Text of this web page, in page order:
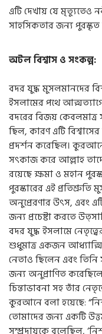
এটি দেখায় যে মৃত্যুতেও
সাহসিকতার জন্য পুরস্কৃত
অটল বিশ্বাস ও সংকল্প:
বদর যুদ্ধ মুসলমানদের
ইসলামের পথে
বদরের বিজয়
ছিল, কারণ এটি
প্রদর্শন করেছিল।
সৎকাজ করে আল্লাহ
রয়েছে ক্ষমা ও মহান
পুরস্কারের এই
অনুপ্রেরণার উৎস, এবং
জন্য প্রচেষ্টা করতে
বদর যুদ্ধ ইসলামে
শুধুমাত্র একজন
নেতাও ছিলেন এবং
জন্য অনুপ্রাণিত
চিন্তাভাবনা সহ তাঁর
কুরআনে বলা হয়েছে:
তোমাদের জন্য একটি